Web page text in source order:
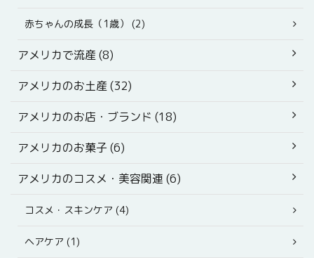
赤ちゃんの成長（1歳） (2)
アメリカで流産 (8)
アメリカのお土産 (32)
アメリカのお店・ブランド (18)
アメリカのお菓子 (6)
アメリカのコスメ・美容関連 (6)
コスメ・スキンケア (4)
ヘアケア (1)